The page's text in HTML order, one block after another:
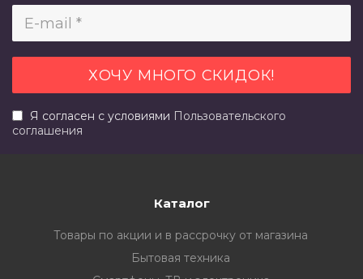
Я согласен с условиями Пользовательского
соглашения
Каталог
Товары по акции и в рассрочку от магазина
Бытовая техника